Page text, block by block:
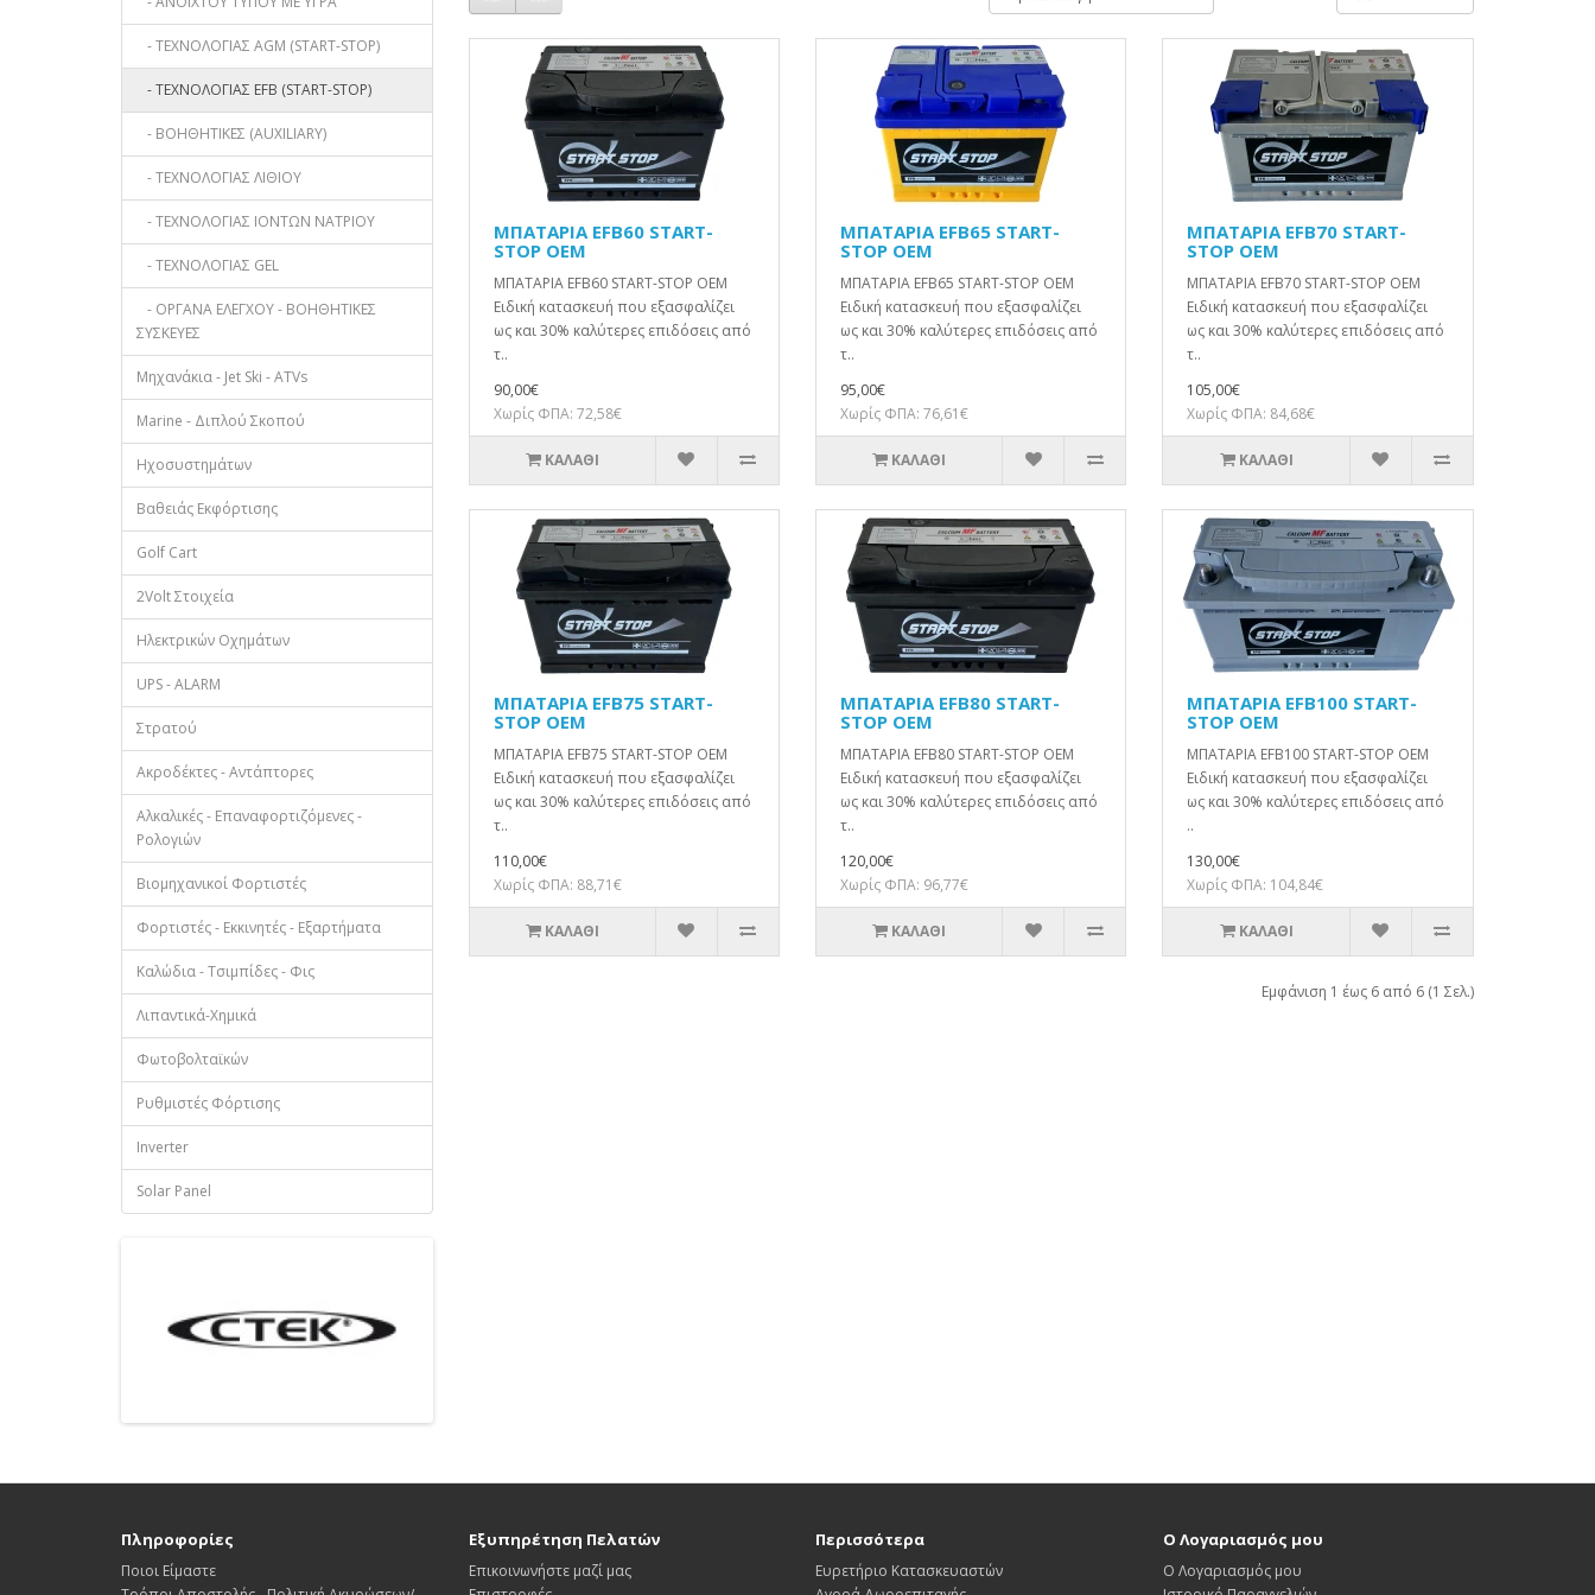
- ΤΕΧΝΟΛΟΓΙΑΣ AGM (START-STOP)
- ΤΕΧΝΟΛΟΓΙΑΣ EFB (START-STOP)
- ΒΟΗΘΗΤΙΚΕΣ (AUXILIARY)
- ΤΕΧΝΟΛΟΓΙΑΣ ΛΙΘΙΟΥ
- ΤΕΧΝΟΛΟΓΙΑΣ ΙΟΝΤΩΝ ΝΑΤΡΙΟΥ
- ΤΕΧΝΟΛΟΓΙΑΣ GEL
- ΟΡΓΑΝΑ ΕΛΕΓΧΟΥ - ΒΟΗΘΗΤΙΚΕΣ
ΣΥΣΚΕΥΕΣ
Μηχανάκια - Jet Ski - ATVs
Marine - Διπλού Σκοπού
Ηχοσυστημάτων
Βαθειάς Εκφόρτισης
Golf Cart
2Volt Στοιχεία
Ηλεκτρικών Οχημάτων
UPS - ALARM
Στρατού
Ακροδέκτες - Αντάπτορες
Αλκαλικές - Επαναφορτιζόμενες -
Ρολογιών
Βιομηχανικοί Φορτιστές
Φορτιστές - Εκκινητές - Εξαρτήματα
Καλώδια - Τσιμπίδες - Φις
Λιπαντικά-Χημικά
Φωτοβολταϊκών
Ρυθμιστές Φόρτισης
Inverter
Solar Panel
ΜΠΑΤΑΡΙΑ EFB60 START-
STOP OEM
ΜΠΑΤΑΡΙΑ EFB60 START-STOP OEM
Ειδική κατασκευή που εξασφαλίζει
ως και 30% καλύτερες επιδόσεις από
τ..
90,00€
Χωρίς ΦΠΑ: 72,58€
ΚΑΛΆΘΙ
ΜΠΑΤΑΡΙΑ EFB65 START-
STOP OEM
ΜΠΑΤΑΡΙΑ EFB65 START-STOP OEM
Ειδική κατασκευή που εξασφαλίζει
ως και 30% καλύτερες επιδόσεις από
τ..
95,00€
Χωρίς ΦΠΑ: 76,61€
ΚΑΛΆΘΙ
ΜΠΑΤΑΡΙΑ EFB70 START-
STOP OEM
ΜΠΑΤΑΡΙΑ EFB70 START-STOP OEM
Ειδική κατασκευή που εξασφαλίζει
ως και 30% καλύτερες επιδόσεις από
τ..
105,00€
Χωρίς ΦΠΑ: 84,68€
ΚΑΛΆΘΙ
ΜΠΑΤΑΡΙΑ EFB75 START-
STOP OEM
ΜΠΑΤΑΡΙΑ EFB75 START-STOP OEM
Ειδική κατασκευή που εξασφαλίζει
ως και 30% καλύτερες επιδόσεις από
τ..
110,00€
Χωρίς ΦΠΑ: 88,71€
ΚΑΛΆΘΙ
ΜΠΑΤΑΡΙΑ EFB80 START-
STOP OEM
ΜΠΑΤΑΡΙΑ EFB80 START-STOP OEM
Ειδική κατασκευή που εξασφαλίζει
ως και 30% καλύτερες επιδόσεις από
τ..
120,00€
Χωρίς ΦΠΑ: 96,77€
ΚΑΛΆΘΙ
ΜΠΑΤΑΡΙΑ EFB100 START-
STOP OEM
ΜΠΑΤΑΡΙΑ EFB100 START-STOP OEM
Ειδική κατασκευή που εξασφαλίζει
ως και 30% καλύτερες επιδόσεις από
..
130,00€
Χωρίς ΦΠΑ: 104,84€
ΚΑΛΆΘΙ
Εμφάνιση 1 έως 6 από 6 (1 Σελ.)
Πληροφορίες
Ποιοι Είμαστε
Εξυπηρέτηση Πελατών
Επικοινωνήστε μαζί μας
Περισσότερα
Ευρετήριο Κατασκευαστών
Ο Λογαριασμός μου
Ο Λογαριασμός μου